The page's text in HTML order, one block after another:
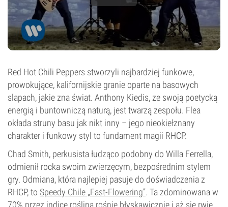
Red Hot Chili Peppers stworzyli najbardziej funkowe,
prowokujące, kalifornijskie granie oparte na basowych
slapach, jakie zna świat. Anthony Kiedis, ze swoją poetycką
energią i buntowniczą naturą, jest twarzą zespołu. Flea
okłada struny basu jak nikt inny – jego nieokiełznany
charakter i funkowy styl to fundament magii RHCP.
Chad Smith, perkusista łudząco podobny do Willa Ferrella,
odmienił rocka swoim zwierzęcym, bezpośrednim stylem
gry. Odmiana, która najlepiej pasuje do doświadczenia z
RHCP, to Speedy Chile „Fast-Flowering”. Ta zdominowana w
70% przez indicę roślina rośnie błyskawicznie i aż się rwie,